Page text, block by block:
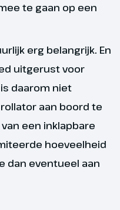
te gaan op een
erg belangrijk. En
uitgerust voor
daarom niet
aan boord te
een inklapbare
hoeveelheid
dan eventueel aan